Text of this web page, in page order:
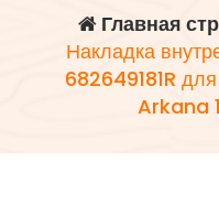
Главная
Накладка
682649181R
Arkana